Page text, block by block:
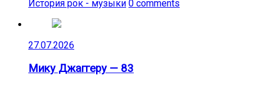
История рок - музыки 0 comments
27.07.2026
Мику Джаггеру — 83